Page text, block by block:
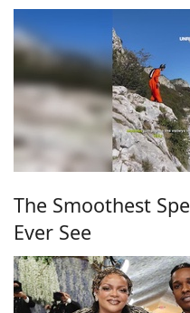
The Smoothest
Ever See